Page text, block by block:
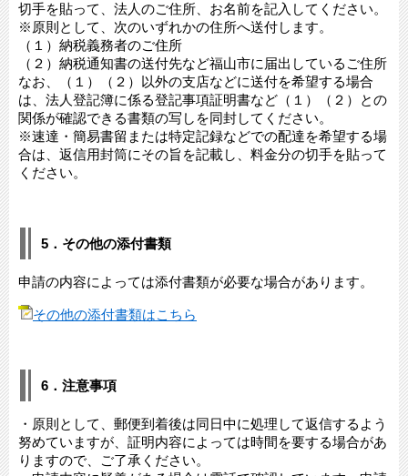
切手を貼って、法人のご住所、お名前を記入してください。
※原則として、次のいずれかの住所へ送付します。
（１）納税義務者のご住所
（２）納税通知書の送付先など福山市に届出しているご住所
なお、（１）（２）以外の支店などに送付を希望する場合
は、法人登記簿に係る登記事項証明書など（１）（２）との
関係が確認できる書類の写しを同封してください。
※速達・簡易書留または特定記録などでの配達を希望する場
合は、返信用封筒にその旨を記載し、料金分の切手を貼って
ください。
5．その他の添付書類
申請の内容によっては添付書類が必要な場合があります。
その他の添付書類はこちら
6．注意事項
・原則として、郵便到着後は同日中に処理して返信するよう
努めていますが、証明内容によっては時間を要する場合があ
りますので、ご了承ください。